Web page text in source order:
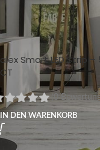
/Shop/Ausgabe
Smart LED Strip –
(0
IN DEN WARENKORB